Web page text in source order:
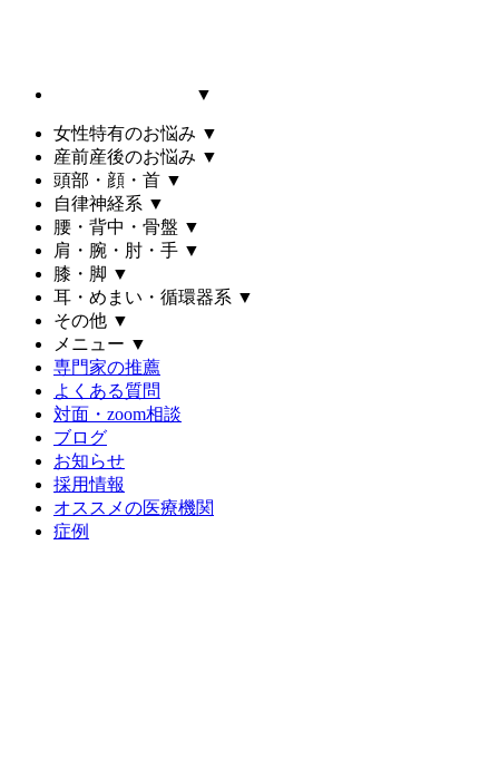
▼
女性特有のお悩み ▼
産前産後のお悩み ▼
頭部・顔・首 ▼
自律神経系 ▼
腰・背中・骨盤 ▼
肩・腕・肘・手 ▼
膝・脚 ▼
耳・めまい・循環器系 ▼
その他 ▼
メニュー ▼
専門家の推薦
よくある質問
対面・zoom相談
ブログ
お知らせ
採用情報
オススメの医療機関
症例